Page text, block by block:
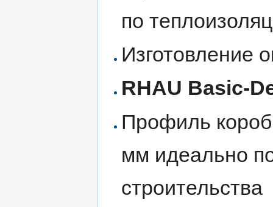
по
Изготовление
RHAU Basic-
Профиль
мм идеально
строительства